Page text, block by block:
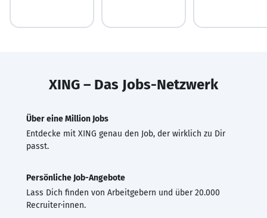
XING – Das Jobs-Netzwerk
Über eine Million Jobs
Entdecke mit XING genau den Job, der wirklich zu Dir
passt.
Persönliche Job-Angebote
Lass Dich finden von Arbeitgebern und über 20.000
Recruiter·innen.